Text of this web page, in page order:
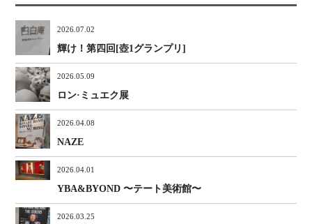
2026.07.02
輝け！第四回[壺1グランプリ]
2026.05.09
ロン·ミュエク展
2026.04.08
NAZE
2026.04.01
YBA&BYOND 〜テート美術館〜
2026.03.25